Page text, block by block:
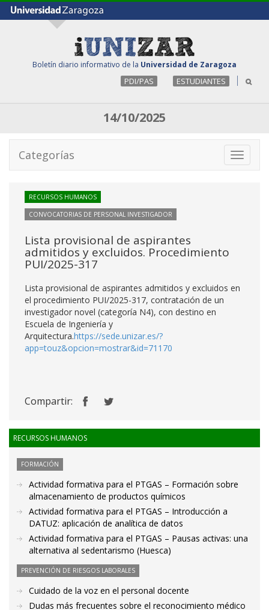
Boletín diario informativo de la Universidad de Zaragoza
PDI/PAS ESTUDIANTES
14/10/2025
Toggle
Categorías
RECURSOS HUMANOS
CONVOCATORIAS DE PERSONAL INVESTIGADOR
Lista provisional de aspirantes
admitidos y excluidos. Procedimiento
PUI/2025-317
Lista provisional de aspirantes admitidos y excluidos en
el procedimiento PUI/2025-317, contratación de un
investigador novel (categoría N4), con destino en
Escuela de Ingeniería y
Arquitectura.https://sede.unizar.es/?
app=touz&opcion=mostrar&id=71170
Compartir:
RECURSOS HUMANOS
FORMACIÓN
Actividad formativa para el PTGAS – Formación sobre
almacenamiento de productos químicos
Actividad formativa para el PTGAS – Introducción a
DATUZ: aplicación de analítica de datos
Actividad formativa para el PTGAS – Pausas activas: una
alternativa al sedentarismo (Huesca)
PREVENCIÓN DE RIESGOS LABORALES
Cuidado de la voz en el personal docente
Dudas más frecuentes sobre el reconocimiento médico